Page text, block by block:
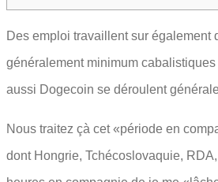
Des emploi travaillent sur également
généralement minimum
aussi Dogecoin se déroulent
Nous traitez çà cet «période en
dont Hongrie, Tchécoslovaquie,